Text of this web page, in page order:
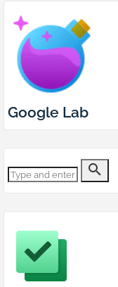
Google Lab